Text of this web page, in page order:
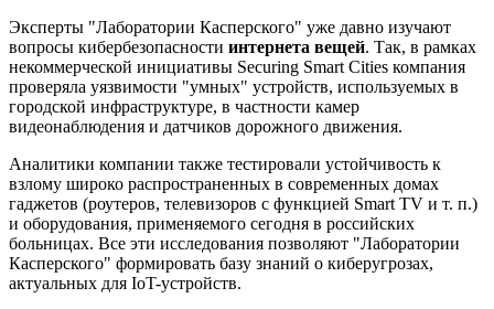
Эксперты "Лаборатории Касперского" уже давно изучают
вопросы кибербезопасности интернета вещей. Так, в рамках
некоммерческой инициативы Securing Smart Cities компания
проверяла уязвимости "умных" устройств, используемых в
городской инфраструктуре, в частности камер
видеонаблюдения и датчиков дорожного движения.
Аналитики компании также тестировали устойчивость к
взлому широко распространенных в современных домах
гаджетов (роутеров, телевизоров с функцией Smart TV и т. п.)
и оборудования, применяемого сегодня в российских
больницах. Все эти исследования позволяют "Лаборатории
Касперского" формировать базу знаний о киберугрозах,
актуальных для IoT-устройств.